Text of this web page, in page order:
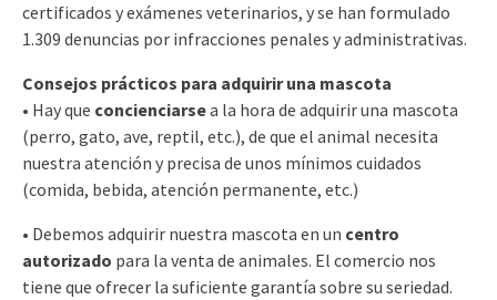
certificados y exámenes veterinarios, y se han formulado
1.309 denuncias por infracciones penales y administrativas.
Consejos prácticos para adquirir una mascota
• Hay que concienciarsea la hora de adquirir una mascota
(perro, gato, ave, reptil, etc.), de que el animal necesita
nuestra atención y precisa de unos mínimos cuidados
(comida, bebida, atención permanente, etc.)
• Debemos adquirir nuestra mascota en un centro
autorizado para la venta de animales. El comercio nos
tiene que ofrecer la suficiente garantía sobre su seriedad.